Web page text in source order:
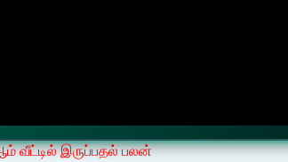
வீட்டில் இருப்பதல் பலன்